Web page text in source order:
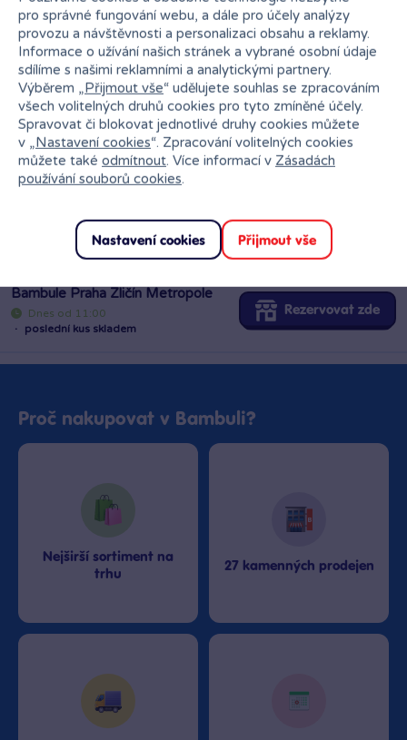
Bambule Mladá Boleslav OC
Olympia
Dnes od 10:00
poslední kus skladem
Rezervovat zde
Bambule Praha Černý Most
Dnes od 11:00 · skladem 2 kusy
Rezervovat zde
Bambule Praha Zličín Metropole
Dnes od 11:00
·
poslední kus skladem
Rezervovat zde
Proč nakupovat v Bambuli?
Nejširší sortiment na
trhu
27 kamenných prodejen
pro správné fungování webu, a dále pro účely analýzy
provozu a návštěvnosti a personalizaci obsahu a reklamy.
Informace o užívání našich stránek a vybrané osobní údaje
sdílíme s našimi reklamními a analytickými partnery.
Výběrem „Přijmout vše“ udělujete souhlas se zpracováním
všech volitelných druhů cookies pro tyto zmíněné účely.
Spravovat či blokovat jednotlivé druhy cookies můžete
v „Nastavení cookies“. Zpracování volitelných cookies
můžete také odmítnout. Více informací v Zásadách
používání souborů cookies.
Nastavení cookies Přijmout vše